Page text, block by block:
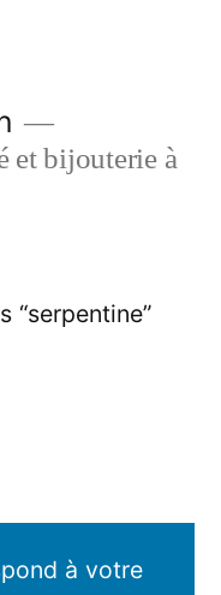
et bijouterie à
“serpentine”
à votre